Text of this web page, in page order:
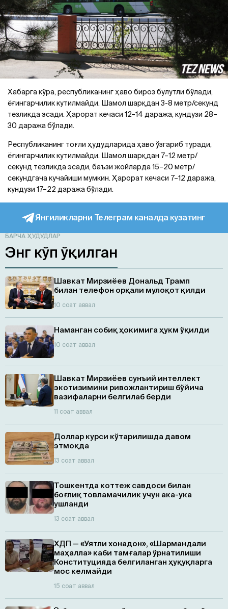
Хабарга кўра, республиканинг ҳаво бироз булутли бўлади,
ёғингарчилик кутилмайди. Шамол шарқдан 3-8 метр/секунд
тезликда эсади. Ҳарорат кечаси 12–14 даража, кундузи 28–
30 даража бўлади.
Республиканинг тоғли ҳудудларида ҳаво ўзгариб туради,
ёғингарчилик кутилмайди. Шамол шарқдан 7–12 метр/
секунд тезликда эсади, баъзи жойларда 15–20 метр/
секундгача кучайиши мумкин. Ҳарорат кечаси 7–12 даража,
кундузи 17–22 даража бўлади.
Янгиликларни Телеграм каналда кузатинг
БАРЧА ҲУДУДЛАР
Энг кўп ўқилган
Шавкат Мирзиёев Дональд Трамп
билан телефон орқали мулоқот қилди
10 соат аввал
Наманган собиқ ҳокимига ҳукм ўқилди
10 соат аввал
Шавкат Мирзиёев сунъий интеллект
экотизимини ривожлантириш бўйича
вазифаларни белгилаб берди
11 соат аввал
Доллар курси кўтарилишда давом
этмоқда
13 соат аввал
Тошкентда коттеж савдоси билан
боғлиқ товламачилик учун ака-ука
ушланди
13 соат аввал
ХДП — «Уятли хонадон», «Шармандали
маҳалла» каби тамғалар ўрнатилиши
Конституцияда белгиланган ҳуқуқларга
мос келмайди
15 соат аввал